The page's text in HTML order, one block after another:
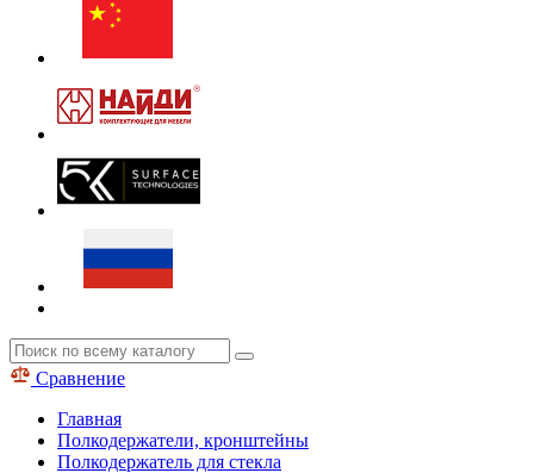
Сравнение
Главная
Полкодержатели, кронштейны
Полкодержатель для стекла